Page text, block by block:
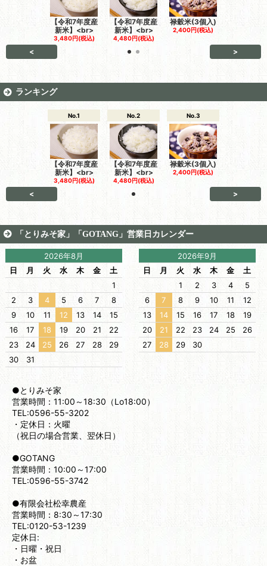
【令和7年度産
新米】<br>
3,480円(税込)
【令和7年度産
新米】<br>
4,480円(税込)
禄穀米(3個入)
2,400円(税込)
< >
ランキング
No.1
【令和7年度産
新米】<br>
3,480円(税込)
No.2
【令和7年度産
新米】<br>
4,480円(税込)
No.3
禄穀米(3個入)
2,400円(税込)
< >
「とりみそ家」「GOTANG」営業日カレンダー
2026年8月
日
月 火 水 木 金
土
1
2
3 4 5 6 7
8
9
10 11 12 13 14
15
16
17 18 19 20 21
22
23
24 25 26 27 28
29
30
31
2026年9月
日
月 火 水 木 金
土
1
2 3 4
5
6
7 8 9 10 11
12
13
14 15 16 17 18
19
20
21 22 23 24 25
26
27
28 29 30
●とりみそ家
営業時間：11:00～18:30（Lo18:00）
TEL:0596-55-3202
・定休日：火曜
（祝日の場合営業、翌休日）
●GOTANG
営業時間：10:00～17:00
TEL:0596-55-3742
●有限会社松幸農産
営業時間：8:30～17:30
TEL:0120-53-1239
定休日:
・日曜・祝日
・お盆